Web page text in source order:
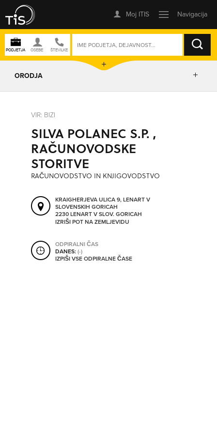
ISKANJE
ORODJA
IZRIŠI POT
POŠLJI SMS
ORODJA
SHRANI V MOJ ITIS
VIR: BIZI
SILVA POLANEC S.P. ,
RAČUNOVODSKE
STORITVE
RAČUNOVODSTVO IN KNJIGOVODSTVO
KRAIGHERJEVA ULICA 9, LENART V
SLOVENSKIH GORICAH
2230 LENART V SLOV. GORICAH
IZRIŠI POT NA ZEMLJEVIDU
ODPIRALNI ČAS
DANES:(-)
IZPIŠI VSE ODPIRALNE ČASE